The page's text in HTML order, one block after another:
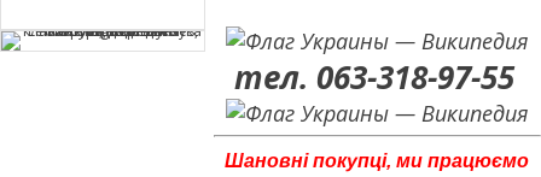
тел. 063-318-97-55
Шановні покупці, ми працюємо